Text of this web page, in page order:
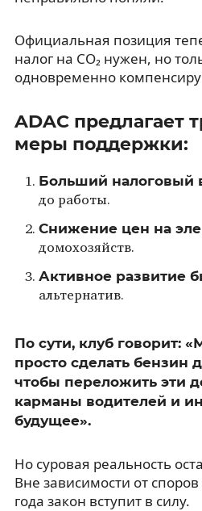
Официальная позиция
налог на CO₂ нужен, но
одновременно
ADAC предлагает
меры поддержки:
Больший налоговый
до работы.
Снижение цен на
домохозяйств.
Активное развитие
альтернатив.
По сути, клуб говорит:
просто сделать бензин
чтобы переложить эти
карманы водителей и
будущее».
Но суровая реальность
Вне зависимости от споров
года закон вступит в силу.